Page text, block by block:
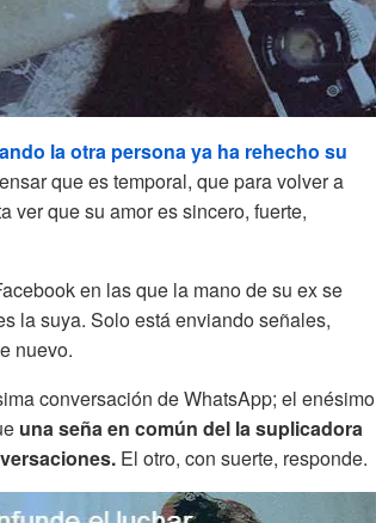
la otra persona ya ha rehecho su
que es temporal, que para volver a
ver que su amor es sincero, fuerte,
en las que la mano de su ex se
la suya. Solo está enviando señales,
nuevo.
conversación de WhatsApp; el enésimo
una seña en común del la suplicadora
El otro, con suerte, responde.